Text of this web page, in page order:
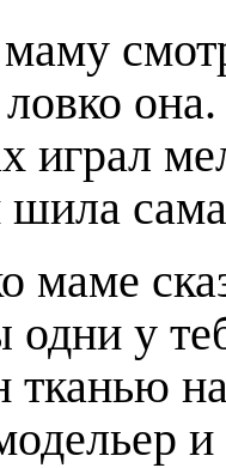
она.
играл
шила
маме
у
тканью